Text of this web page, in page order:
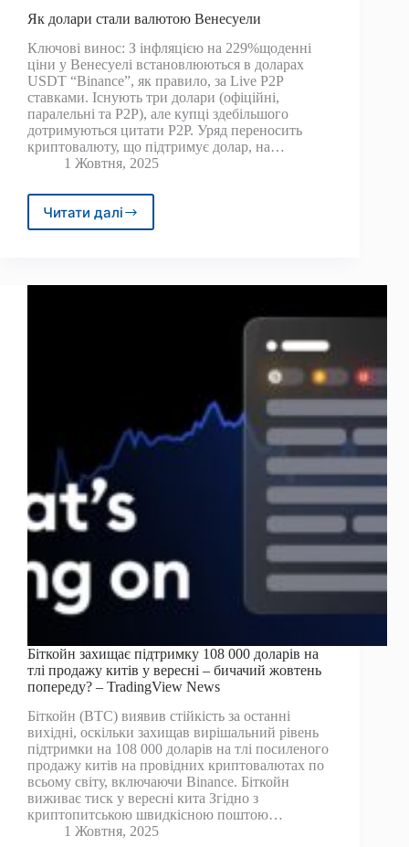
Як долари стали валютою Венесуели
Ключові винос: З інфляцією на 229%щоденні
ціни у Венесуелі встановлюються в доларах
USDT “Binance”, як правило, за Live P2P
ставками. Існують три долари (офіційні,
паралельні та P2P), але купці здебільшого
дотримуються цитати P2P. Уряд переносить
криптовалюту, що підтримує долар, на…
1 Жовтня, 2025
Читати далі
Як
Венесуели
Біткойн захищає підтримку 108 000 доларів на
тлі продажу китів у вересні – бичачий жовтень
попереду? – TradingView News
Біткойн (BTC) виявив стійкість за останні
вихідні, оскільки захищав вирішальний рівень
підтримки на 108 000 доларів на тлі посиленого
продажу китів на провідних криптовалютах по
всьому світу, включаючи Binance. Біткойн
виживає тиск у вересні кита Згідно з
криптопитською швидкісною поштою…
1 Жовтня, 2025